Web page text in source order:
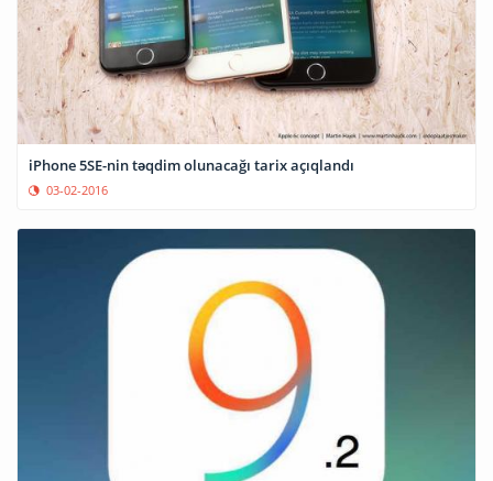
iPhone 5SE-nin təqdim olunacağı tarix açıqlandı
03-02-2016